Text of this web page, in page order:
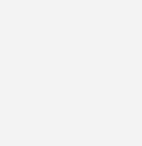
zu enttäuschen, sondern handfeste
die Wärmewende zu beschleunigen
der Energiewende sowie als
des Deutschen
ganz oben auf die
Gerade Menschen mit kleinen
oft in schlecht isolierten Wohnungen.
wird für Heizkosten